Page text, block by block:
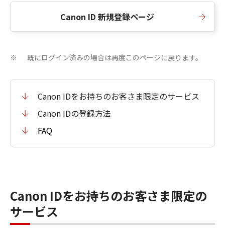
Canon ID 新規登録ページ
※ 既にログイン済みの場合は再度このページに戻ります。
Canon IDをお持ちのお客さま限定のサービス
Canon IDの登録方法
FAQ
Canon IDをお持ちのお客さま限定の
サービス